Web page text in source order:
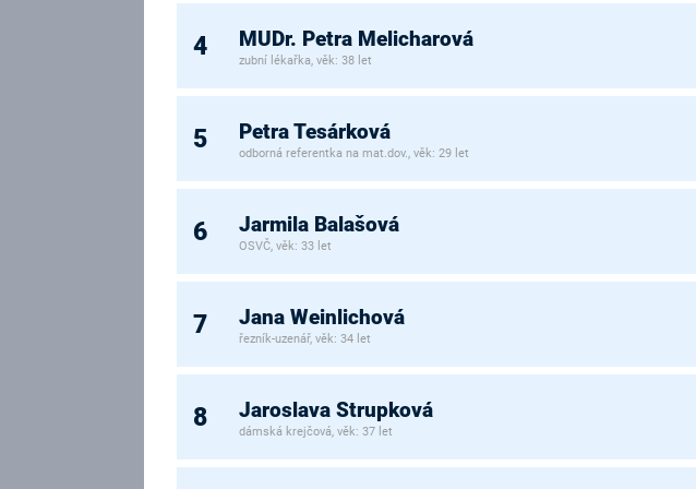
4 MUDr. Petra Melicharová
zubní lékařka, věk: 38 let
5 Petra Tesárková
odborná referentka na mat.dov., věk: 29 let
6 Jarmila Balašová
OSVČ, věk: 33 let
7 Jana Weinlichová
řezník-uzenář, věk: 34 let
8 Jaroslava Strupková
dámská krejčová, věk: 37 let